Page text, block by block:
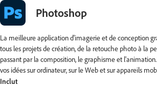
Photoshop
La meilleure application d'imagerie et de conception
tous les projets de création, de la retouche photo à la
passant par la composition, le graphisme et
vos idées sur ordinateur, sur le Web et sur appareils
Inclut